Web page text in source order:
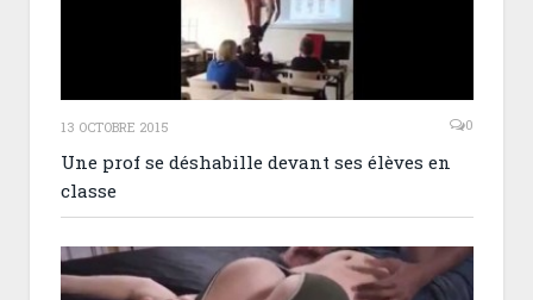
13 OCTOBRE 2015 0
Une prof se déshabille devant ses élèves en
classe